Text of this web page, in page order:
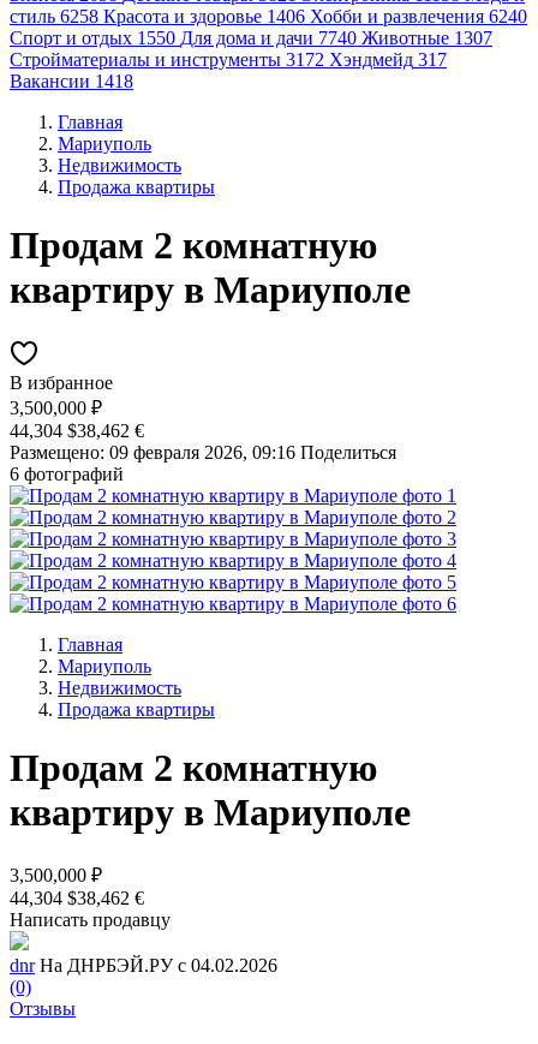
стиль 6258 Красота и здоровье 1406 Хобби и развлечения 6240
Спорт и отдых 1550 Для дома и дачи 7740 Животные 1307
Стройматериалы и инструменты 3172 Хэндмейд 317
Вакансии 1418
Главная
Мариуполь
Недвижимость
Продажа квартиры
Продам 2 комнатную
квартиру в Мариуполе
В избранное
3,500,000 ₽
44,304 $38,462 €
Размещено: 09 февраля 2026, 09:16 Поделиться
6 фотографий
Главная
Мариуполь
Недвижимость
Продажа квартиры
Продам 2 комнатную
квартиру в Мариуполе
3,500,000 ₽
44,304 $38,462 €
Написать продавцу
dnr На ДНРБЭЙ.РУ с 04.02.2026
(0)
Отзывы